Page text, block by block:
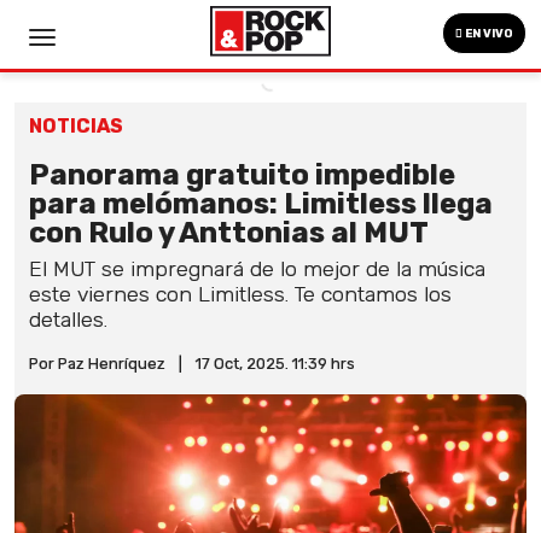
EN VIVO
NOTICIAS
Panorama gratuito impedible
para melómanos: Limitless llega
con Rulo y Anttonias al MUT
El MUT se impregnará de lo mejor de la música
este viernes con Limitless. Te contamos los
detalles.
Por Paz Henríquez 17 Oct, 2025. 11:39 hrs